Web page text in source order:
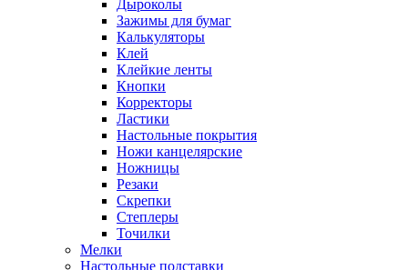
Дыроколы
Зажимы для бумаг
Калькуляторы
Клей
Клейкие ленты
Кнопки
Корректоры
Ластики
Настольные покрытия
Ножи канцелярские
Ножницы
Резаки
Скрепки
Степлеры
Точилки
Мелки
Настольные подставки